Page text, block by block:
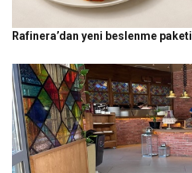
Rafinera’dan yeni beslenme paketi